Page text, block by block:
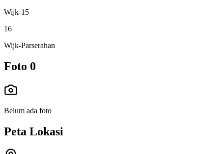
Wijk-15
16
Wijk-Parserahan
Foto 0
Belum ada foto
Peta Lokasi